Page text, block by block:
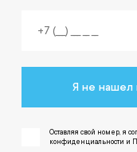
Я не нашел
Оставляя свой номер, я
конфиденциальности и